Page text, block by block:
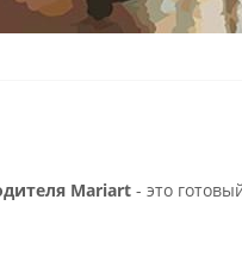
Mariart - это